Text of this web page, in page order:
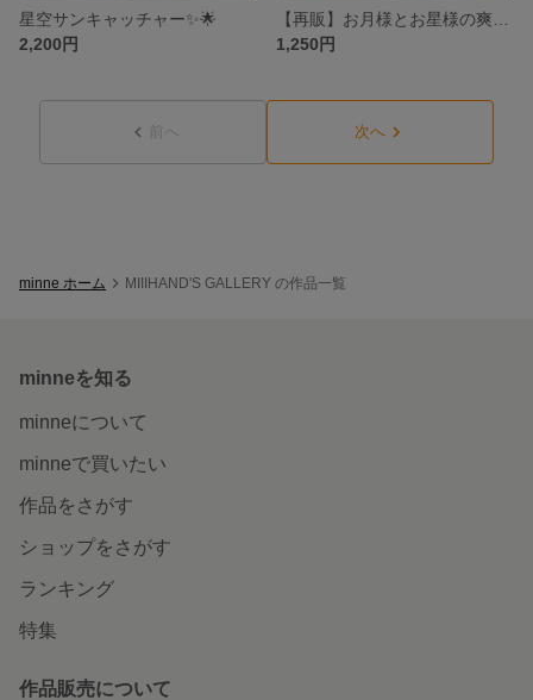
星空サンキャッチャー✨🌟
2,200円
1,250円
前へ 次へ
minne ホーム MIIIHAND'S GALLERY の作品一覧
minneを知る
minneについて
minneで買いたい
作品をさがす
ショップをさがす
ランキング
特集
作品販売について